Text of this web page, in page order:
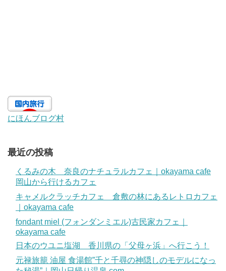
にほんブログ村
最近の投稿
くるみの木 奈良のナチュラルカフェ｜okayama cafe
岡山から行けるカフェ
キャメルクラッチカフェ 倉敷の林にあるレトロカフェ
｜okayama cafe
fondant miel (フォンダンミエル)古民家カフェ｜
okayama cafe
日本のウユニ塩湖 香川県の「父母ヶ浜」へ行こう！
元禄旅籠 油屋 食湯館”千と千尋の神隠しのモデルになっ